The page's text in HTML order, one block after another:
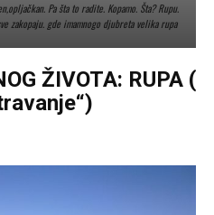
Pa šta to radite. Kopamo. Šta? Rupu.
zakopaju. gde imamnogo djubreta velika rupa
ŽIVOTA: RUPA (